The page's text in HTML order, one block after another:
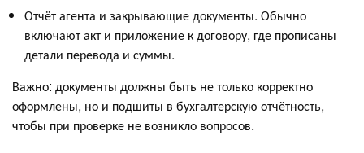
Отчёт агента и закрывающие документы. Обычно
включают акт и приложение к договору, где прописаны
детали перевода и суммы.
Важно: документы должны быть не только корректно
оформлены, но и подшиты в бухгалтерскую отчётность,
чтобы при проверке не возникло вопросов.